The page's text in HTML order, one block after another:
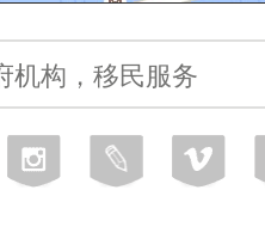
机构，移民服务